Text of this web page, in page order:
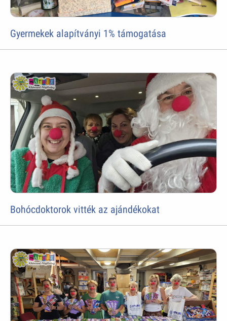
Gyermekek alapítványi 1% támogatása
Bohócdoktorok vitték az ajándékokat